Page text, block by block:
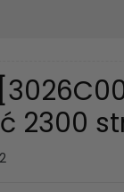
2300